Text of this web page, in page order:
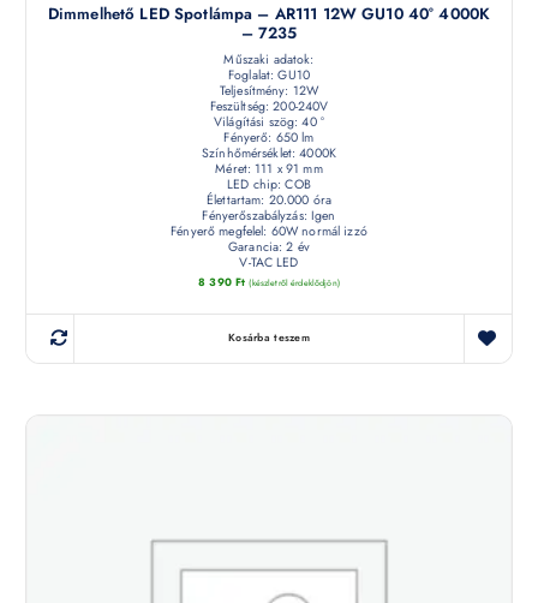
Dimmelhető LED Spotlámpa – AR111 12W GU10 40° 4000K
– 7235
Műszaki adatok:
Foglalat: GU10
Teljesítmény: 12W
Feszültség: 200-240V
Világítási szög: 40 °
Fényerő: 650 lm
Színhőmérséklet: 4000K
Méret: 111 x 91 mm
LED chip: COB
Élettartam: 20.000 óra
Fényerőszabályzás: Igen
Fényerő megfelel: 60W normál izzó
Garancia: 2 év
V-TAC LED
8 390 Ft (készletről érdeklődjön)
Kosárba teszem